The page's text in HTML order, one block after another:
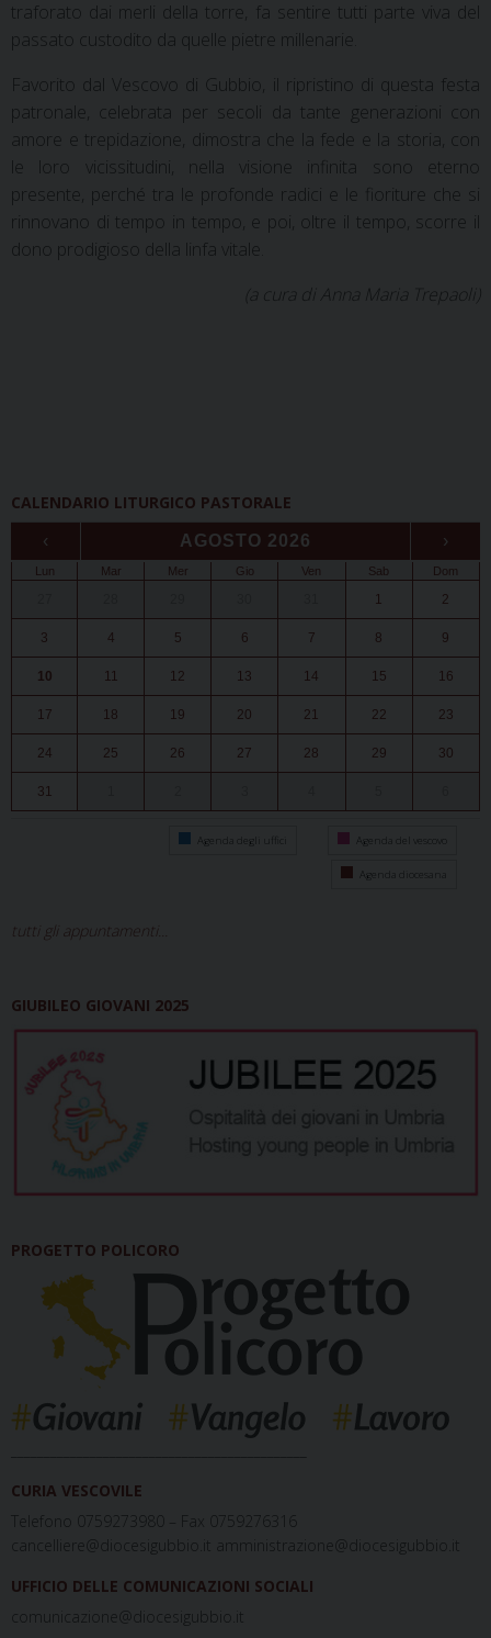
traforato dai merli della torre, fa sentire tutti parte viva del
passato custodito da quelle pietre millenarie.
Favorito dal Vescovo di Gubbio, il ripristino di questa festa
patronale, celebrata per secoli da tante generazioni con
amore e trepidazione, dimostra che la fede e la storia, con
le loro vicissitudini, nella visione infinita sono eterno
presente, perché tra le profonde radici e le fioriture che si
rinnovano di tempo in tempo, e poi, oltre il tempo, scorre il
dono prodigioso della linfa vitale.
(a cura di Anna Maria Trepaoli)
CALENDARIO LITURGICO PASTORALE
‹ AGOSTO 2026 ›
Lun Mar Mer Gio Ven Sab Dom
1 2
3 4 5 6 7 8 9
10 11 12 13 14 15 16
17 18 19 20 21 22 23
24 25 26 27 28 29 30
31
Agenda degli uffici Agenda del vescovo
Agenda diocesana
tutti gli appuntamenti...
GIUBILEO GIOVANI 2025
PROGETTO POLICORO
CURIA VESCOVILE
Telefono 0759273980 – Fax 0759276316
cancelliere@diocesigubbio.it amministrazione@diocesigubbio.it
UFFICIO DELLE COMUNICAZIONI SOCIALI
comunicazione@diocesigubbio.it